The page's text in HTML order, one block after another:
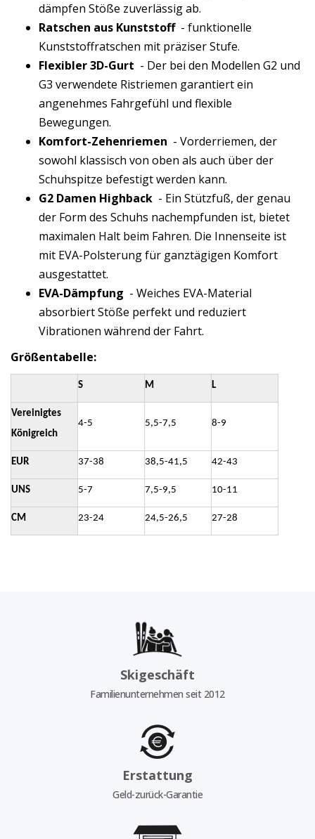
dämpfen Stöße zuverlässig ab.
Ratschen aus Kunststoff- funktionelle
Kunststoffratschen mit präziser Stufe.
Flexibler 3D-Gurt - Der bei den Modellen G2 und
G3 verwendete Ristriemen garantiert ein
angenehmes Fahrgefühl und flexible
Bewegungen.
Komfort-Zehenriemen - Vorderriemen, der
sowohl klassisch von oben als auch über der
Schuhspitze befestigt werden kann.
G2 Damen Highback - Ein Stützfuß, der genau
der Form des Schuhs nachempfunden ist, bietet
maximalen Halt beim Fahren. Die Innenseite ist
mit EVA-Polsterung für ganztägigen Komfort
ausgestattet.
EVA-Dämpfung - Weiches EVA-Material
absorbiert Stöße perfekt und reduziert
Vibrationen während der Fahrt.
Größentabelle:
S M L
Vereinigtes
Königreich
4-5 5,5-7,5 8-9
EUR 37-38 38,5-41,5 42-43
UNS 5-7 7,5-9,5 10-11
CM 23-24 24,5-26,5 27-28
Skigeschäft
Familienunternehmen seit 2012
Erstattung
Geld-zurück-Garantie